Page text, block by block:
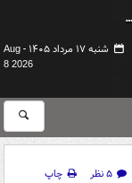
شنبه ۱۷ مرداد ۱۴۰۵ -
Aug
8 2026
۵ نظر
چاپ